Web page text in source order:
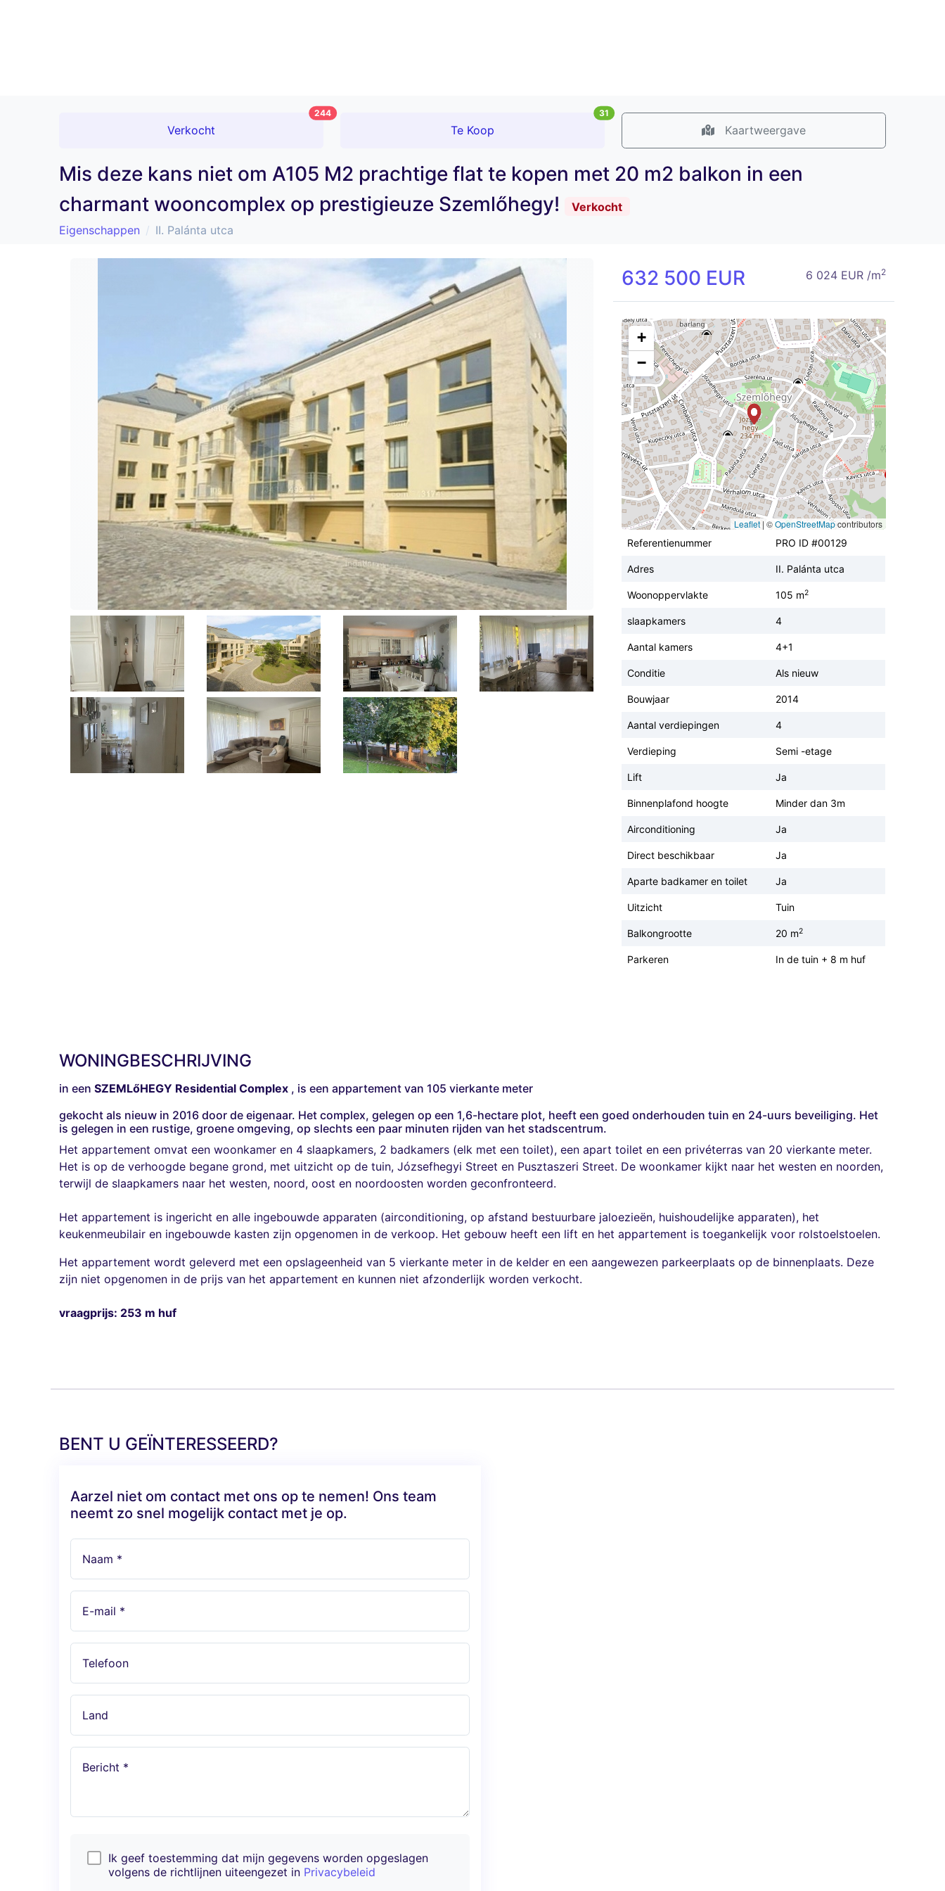
Verkocht
244
Te Koop
31
Kaartweergave
Mis deze kans niet om A105 M2 prachtige flat te kopen met 20 m2 balkon in een
charmant wooncomplex op prestigieuze Szemlőhegy!
Verkocht
Eigenschappen
II. Palánta utca
632 500 EUR 6 024 EUR /m2
+
−
Leaflet | ©OpenStreetMapcontributors
Referentienummer
PRO ID #00129
Adres II. Palánta utca
Woonoppervlakte 105 m2
slaapkamers 4
Aantal kamers 4+1
Conditie Als nieuw
Bouwjaar 2014
Aantal verdiepingen 4
Verdieping Semi -etage
Lift Ja
Binnenplafond hoogte Minder dan 3m
Airconditioning Ja
Direct beschikbaar Ja
Aparte badkamer en toilet Ja
Uitzicht Tuin
Balkongrootte 20 m2
Parkeren In de tuin + 8 m huf
WONINGBESCHRIJVING
in een SZEMLőHEGY Residential Complex , is een appartement van 105 vierkante meter
gekocht als nieuw in 2016 door de eigenaar. Het complex, gelegen op een 1,6-hectare plot, heeft een goed onderhouden tuin en 24-uurs beveiliging. Het
is gelegen in een rustige, groene omgeving, op slechts een paar minuten rijden van het stadscentrum.
Het appartement omvat een woonkamer en 4 slaapkamers, 2 badkamers (elk met een toilet), een apart toilet en een privéterras van 20 vierkante meter.
Het is op de verhoogde begane grond, met uitzicht op de tuin, Józsefhegyi Street en Pusztaszeri Street. De woonkamer kijkt naar het westen en noorden,
terwijl de slaapkamers naar het westen, noord, oost en noordoosten worden geconfronteerd.
Het appartement is ingericht en alle ingebouwde apparaten (airconditioning, op afstand bestuurbare jaloezieën, huishoudelijke apparaten), het
keukenmeubilair en ingebouwde kasten zijn opgenomen in de verkoop. Het gebouw heeft een lift en het appartement is toegankelijk voor rolstoelstoelen.
Het appartement wordt geleverd met een opslageenheid van 5 vierkante meter in de kelder en een aangewezen parkeerplaats op de binnenplaats. Deze
zijn niet opgenomen in de prijs van het appartement en kunnen niet afzonderlijk worden verkocht.
vraagprijs: 253 m huf
BENT U GEÏNTERESSEERD?
Aarzel niet om contact met ons op te nemen! Ons team
neemt zo snel mogelijk contact met je op.
Naam *
E-mail *
Telefoon
Land
Bericht *
Ik geef toestemming dat mijn gegevens worden opgeslagen
volgens de richtlijnen uiteengezet in Privacybeleid